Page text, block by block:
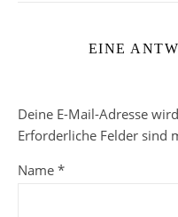
EINE
Deine E-Mail-Adresse
Erforderliche Felder sind
Name *